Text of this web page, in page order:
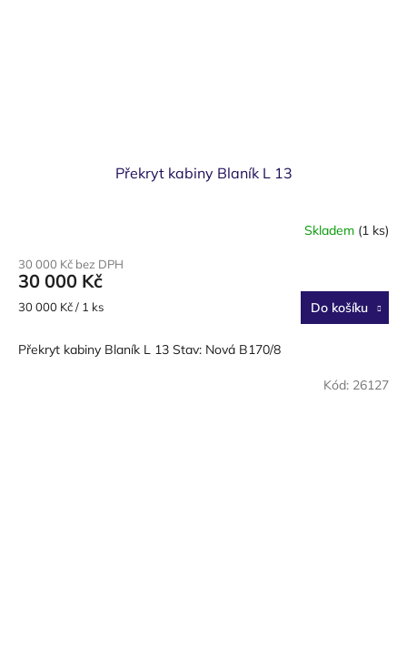
Překryt kabiny Blaník L 13
Skladem (1 ks)
30 000 Kč bez DPH
30 000 Kč
Měrná
30 000 Kč / 1 ks Do košíku
Překryt kabiny Blaník L 13 Stav: Nová B170/8
Kód: 26127